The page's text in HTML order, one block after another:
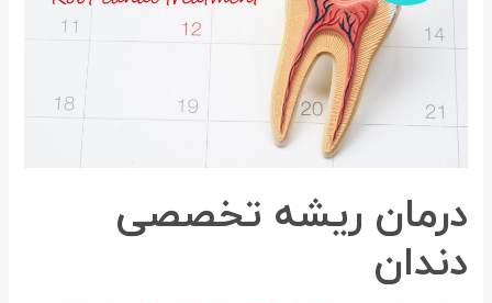
درمان ریشه تخصصی
دندان